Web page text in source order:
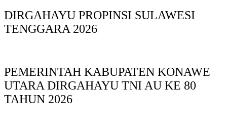
DIRGAHAYU PROPINSI SULAWESI
TENGGARA 2026
PEMERINTAH KABUPATEN KONAWE
UTARA DIRGAHAYU TNI AU KE 80
TAHUN 2026